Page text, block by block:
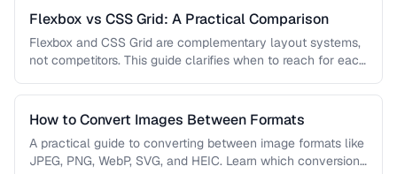
Flexbox vs CSS Grid: A Practical Comparison
Flexbox and CSS Grid are complementary layout systems,
not competitors. This guide clarifies when to reach for each
How to Convert Images Between Formats
A practical guide to converting between image formats like
JPEG, PNG, WebP, SVG, and HEIC. Learn which conversions